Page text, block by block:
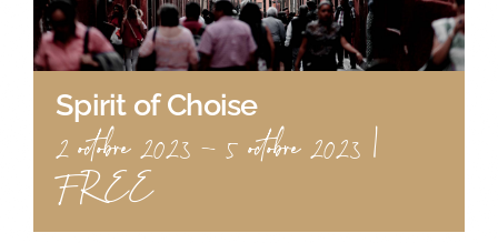
Spirit of Choise
2 octobre 2023-5 octobre 2023 |
FREE